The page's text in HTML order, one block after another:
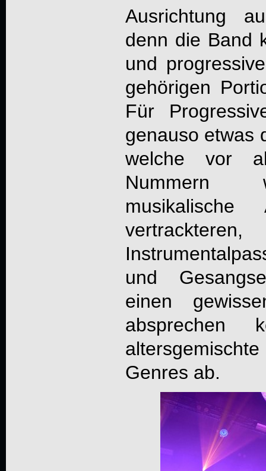
Ausrichtung
denn die Band
und
gehörigen
Für
genauso etwas
welche vor
Nummern
musikalische
und
einen
absprechen
Genres ab.